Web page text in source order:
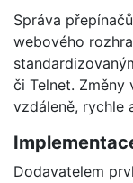
Správa
webového
či Telnet.
vzdáleně, rychle
Dodavatelem